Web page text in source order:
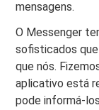
mensagens.
O Messenger
sofisticados
que nós.
aplicativo está
pode informá-